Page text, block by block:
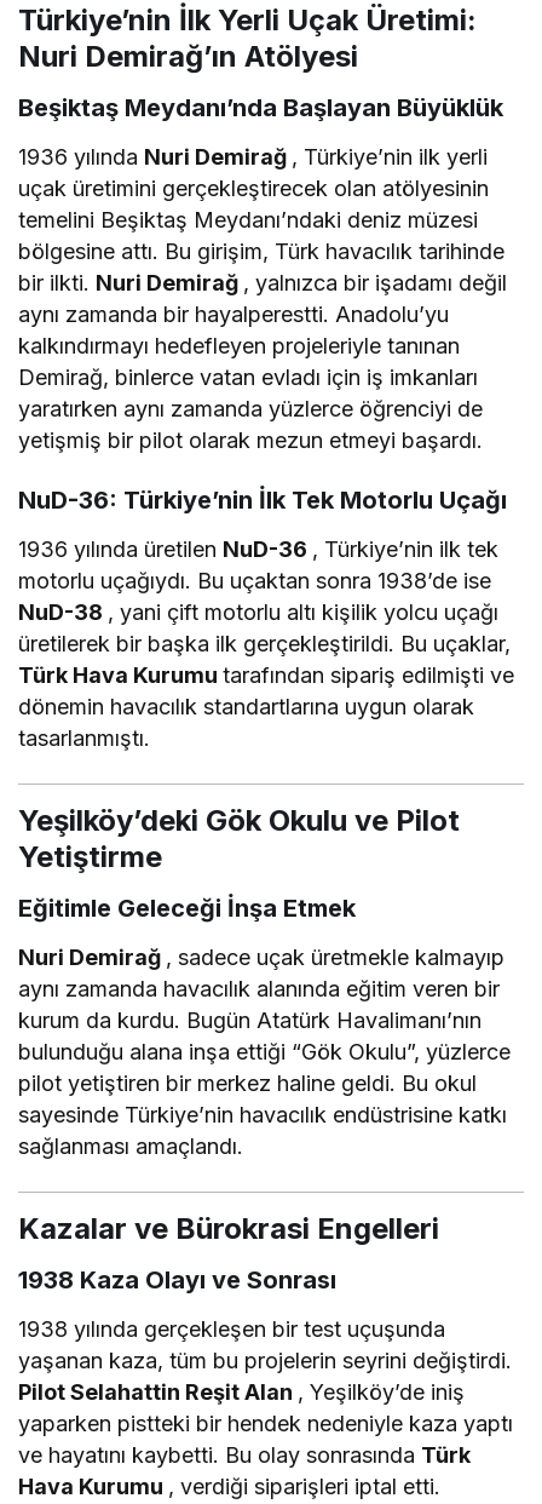
Türkiye’nin İlk Yerli Uçak Üretimi:
Nuri Demirağ’ın Atölyesi
Beşiktaş Meydanı’nda Başlayan Büyüklük
1936 yılında Nuri Demirağ , Türkiye’nin ilk yerli
uçak üretimini gerçekleştirecek olan atölyesinin
temelini Beşiktaş Meydanı’ndaki deniz müzesi
bölgesine attı. Bu girişim, Türk havacılık tarihinde
bir ilkti. Nuri Demirağ , yalnızca bir işadamı değil
aynı zamanda bir hayalperestti. Anadolu’yu
kalkındırmayı hedefleyen projeleriyle tanınan
Demirağ, binlerce vatan evladı için iş imkanları
yaratırken aynı zamanda yüzlerce öğrenciyi de
yetişmiş bir pilot olarak mezun etmeyi başardı.
NuD-36: Türkiye’nin İlk Tek Motorlu Uçağı
1936 yılında üretilen NuD-36 , Türkiye’nin ilk tek
motorlu uçağıydı. Bu uçaktan sonra 1938’de ise
NuD-38 , yani çift motorlu altı kişilik yolcu uçağı
üretilerek bir başka ilk gerçekleştirildi. Bu uçaklar,
Türk Hava Kurumutarafından sipariş edilmişti ve
dönemin havacılık standartlarına uygun olarak
tasarlanmıştı.
Yeşilköy’deki Gök Okulu ve Pilot
Yetiştirme
Eğitimle Geleceği İnşa Etmek
Nuri Demirağ , sadece uçak üretmekle kalmayıp
aynı zamanda havacılık alanında eğitim veren bir
kurum da kurdu. Bugün Atatürk Havalimanı’nın
bulunduğu alana inşa ettiği “Gök Okulu”, yüzlerce
pilot yetiştiren bir merkez haline geldi. Bu okul
sayesinde Türkiye’nin havacılık endüstrisine katkı
sağlanması amaçlandı.
Kazalar ve Bürokrasi Engelleri
1938 Kaza Olayı ve Sonrası
1938 yılında gerçekleşen bir test uçuşunda
yaşanan kaza, tüm bu projelerin seyrini değiştirdi.
Pilot Selahattin Reşit Alan , Yeşilköy’de iniş
yaparken pistteki bir hendek nedeniyle kaza yaptı
ve hayatını kaybetti. Bu olay sonrasında Türk
Hava Kurumu , verdiği siparişleri iptal etti.